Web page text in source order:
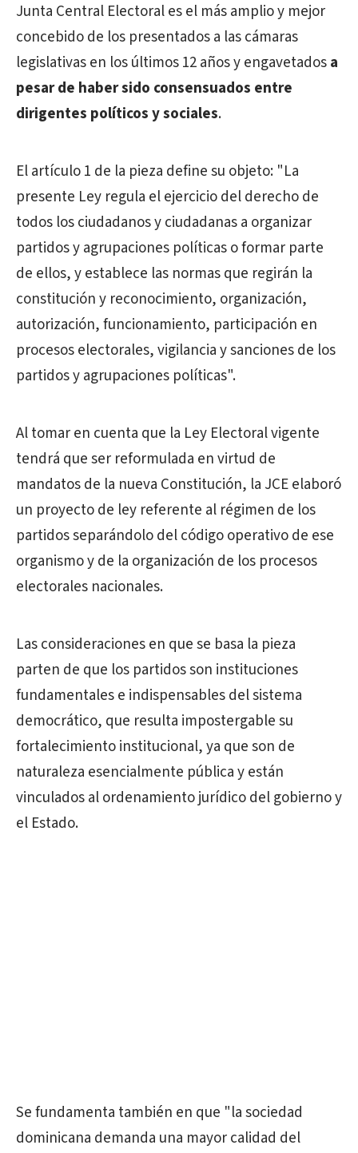
Junta Central Electoral es el más amplio y mejor
concebido de los presentados a las cámaras
legislativas en los últimos 12 años y engavetadosa
pesar de haber sido consensuados entre
dirigentes políticos y sociales.
El artículo 1 de la pieza define su objeto: "La
presente Ley regula el ejercicio del derecho de
todos los ciudadanos y ciudadanas a organizar
partidos y agrupaciones políticas o formar parte
de ellos, y establece las normas que regirán la
constitución y reconocimiento, organización,
autorización, funcionamiento, participación en
procesos electorales, vigilancia y sanciones de los
partidos y agrupaciones políticas".
Al tomar en cuenta que la Ley Electoral vigente
tendrá que ser reformulada en virtud de
mandatos de la nueva Constitución, la JCE elaboró
un proyecto de ley referente al régimen de los
partidos separándolo del código operativo de ese
organismo y de la organización de los procesos
electorales nacionales.
Las consideraciones en que se basa la pieza
parten de que los partidos son instituciones
fundamentales e indispensables del sistema
democrático, que resulta impostergable su
fortalecimiento institucional, ya que son de
naturaleza esencialmente pública y están
vinculados al ordenamiento jurídico del gobierno y
el Estado.
Se fundamenta también en que "la sociedad
dominicana demanda una mayor calidad del